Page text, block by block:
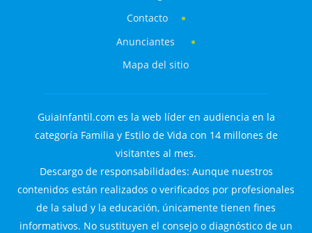
Contacto
Anunciantes
Mapa del sitio
GuiaInfantil.com es la web líder en audiencia en la
categoría Familia y Estilo de Vida con 14 millones de
visitantes al mes.
Descargo de responsabilidades: Aunque nuestros
contenidos están realizados o verificados por profesionales
de la salud y la educación, únicamente tienen fines
informativos. No sustituyen el consejo o diagnóstico de un